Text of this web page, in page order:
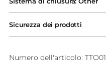
carrello...
Sicurezza dei prodotti
Numero dell'articolo: TTO01